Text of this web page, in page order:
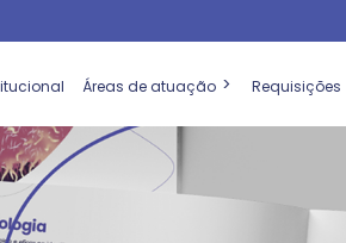
Áreas de atuação Requisições